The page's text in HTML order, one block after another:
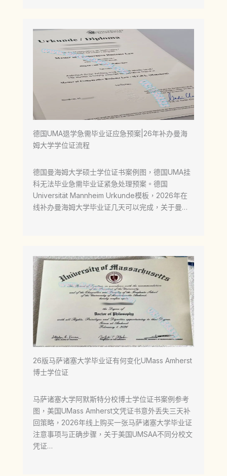
德国UMA退学急需毕业证应急预案|26年补办曼海
姆大学学位证流程
德国曼海姆大学硕士学位证书案例图，德国UMA挂
科无法毕业急需毕业证紧急处理预案。德国
Universität Mannheim Urkunde模板，2026年在
线补办曼海姆大学毕业证几天可以完成，关于曼…
26版马萨诸塞大学毕业证有何变化UMass Amherst
博士学位证
马萨诸塞大学阿默斯特分校博士学位证书案例参考
图，美国UMass Amherst文凭证书意外丢失三天补
回策略，2026年线上购买一张马萨诸塞大学毕业证
注意事项与正确步骤，关于美国UMSAA不同分校文
凭证…